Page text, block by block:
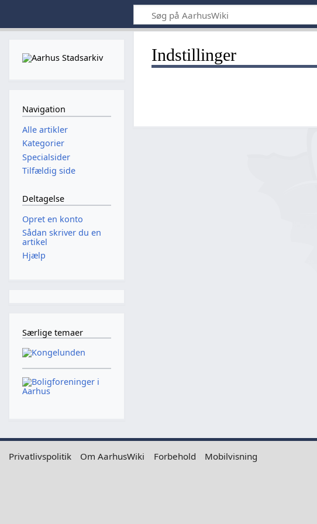
Indstillinger
Navigation
Alle artikler
Kategorier
Specialsider
Tilfældig side
Deltagelse
Opret en konto
Sådan skriver du en
artikel
Hjælp
Særlige temaer
Privatlivspolitik Om AarhusWiki Forbehold Mobilvisning